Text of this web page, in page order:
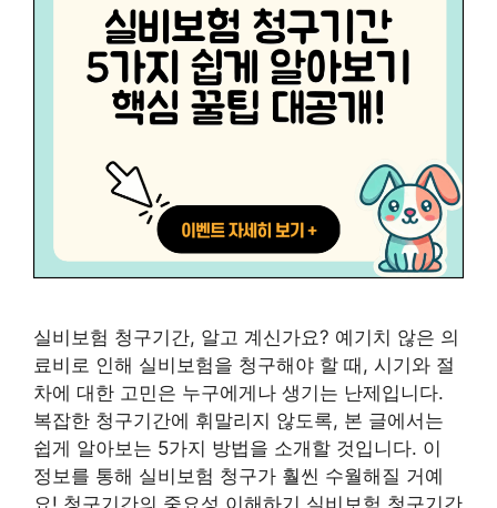
실비보험 청구기간, 알고 계신가요? 예기치 않은 의
료비로 인해 실비보험을 청구해야 할 때, 시기와 절
차에 대한 고민은 누구에게나 생기는 난제입니다.
복잡한 청구기간에 휘말리지 않도록, 본 글에서는
쉽게 알아보는 5가지 방법을 소개할 것입니다. 이
정보를 통해 실비보험 청구가 훨씬 수월해질 거예
요! 청구기간의 중요성 이해하기 실비보험 청구기간